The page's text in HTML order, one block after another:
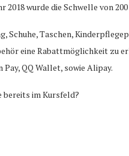
2018 wurde die Schwelle von
Taschen,
eine Rabattmöglichkeit zu
QQ Wallet, sowie Alipay.
bereits im Kursfeld?